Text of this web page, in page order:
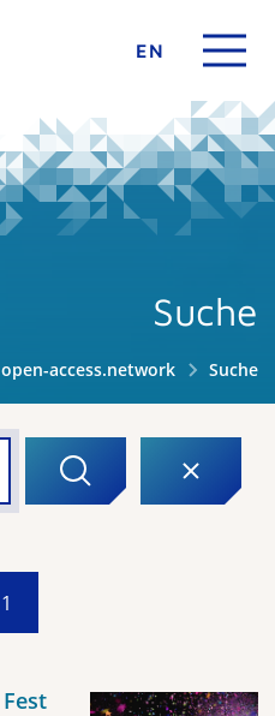
EN
Suche
open-access.network Suche
1